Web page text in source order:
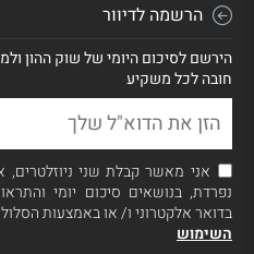
הרשמה לדיוור
הירשם לסיכום היומי של שוק ההון
חובה לכל משקיע
אני מאשר קבלת שני
נפרדת, בנושאים סיכום יומי
בדואר אלקטרוני ו/ או באמצעות
השימוש